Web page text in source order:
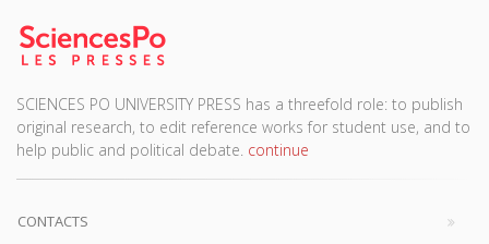
SCIENCES PO UNIVERSITY PRESS has a threefold role: to publish
original research, to edit reference works for student use, and to
help public and political debate. continue
CONTACTS